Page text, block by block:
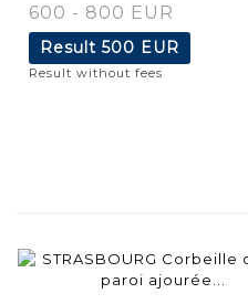
600 - 800 EUR
Result 500 EUR
Result without fees